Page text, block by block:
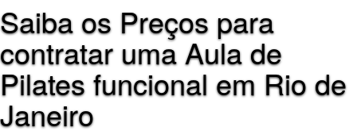
Saiba os Preços para
contratar uma Aula de
Pilates funcional em Rio de
Janeiro